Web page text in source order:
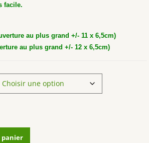
facile.
au plus grand +/- 11 x 6,5cm)
au plus grand +/- 12 x 6,5cm)
panier